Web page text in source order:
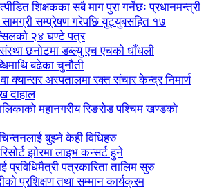
शिक्षकका सबै माग पुरा गर्नेछः प्रधानमन्त्री
सम्प्रेषण गरेपछि युट्युबसहित १७
२४ घण्टे पत्र
छनोटमा डब्ल्यु एच एचको धाँधली
बढेका चुनौती
क्यान्सर अस्पतालमा रक्त संचार केन्द्र निमार्ण
दाहाल
महानगरीय रिङरोड पश्चिम खण्डको
बुझ्ने केही विधिहरु
झोरमा लाइभ कन्सर्ट हुने
प्रविधिमैत्री पत्रकारिता तालिम सुरु
प्रशिक्षण तथा सम्मान कार्यक्रम